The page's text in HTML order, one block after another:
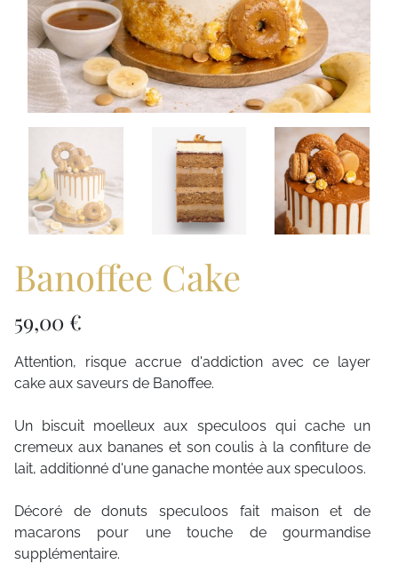
Banoffee Cake
59,00 €
Attention, risque accrue d'addiction avec ce layer
cake aux saveurs de Banoffee.
Un biscuit moelleux aux speculoos qui cache un
cremeux aux bananes et son coulis à la confiture de
lait, additionné d'une ganache montée aux speculoos.
Décoré de donuts speculoos fait maison et de
macarons pour une touche de gourmandise
supplémentaire.